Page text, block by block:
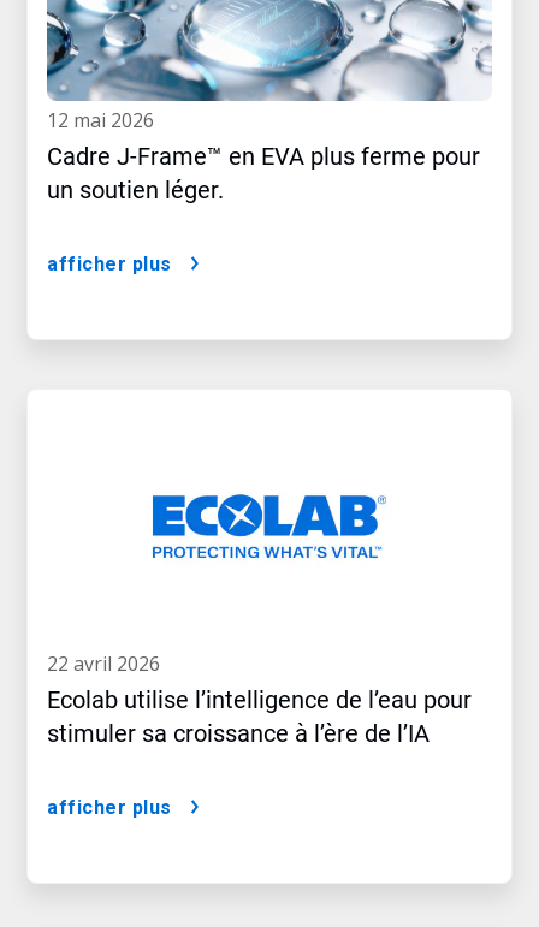
12 mai 2026
Cadre J-Frame™ en EVA plus ferme pour
un soutien léger.
afficher plus
22 avril 2026
Ecolab utilise l’intelligence de l’eau pour
stimuler sa croissance à l’ère de l’IA
afficher plus